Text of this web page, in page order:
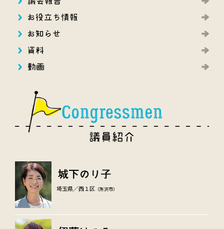
埼玉県／西１区 （所沢市）